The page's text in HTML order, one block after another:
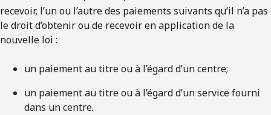
recevoir, l’un ou l’autre des paiements suivants qu’il n’a pas
le droit d’obtenir ou de recevoir en application de la
nouvelle loi :
un paiement au titre ou à l’égard d’un centre;
un paiement au titre ou à l’égard d’un service fourni
dans un centre.